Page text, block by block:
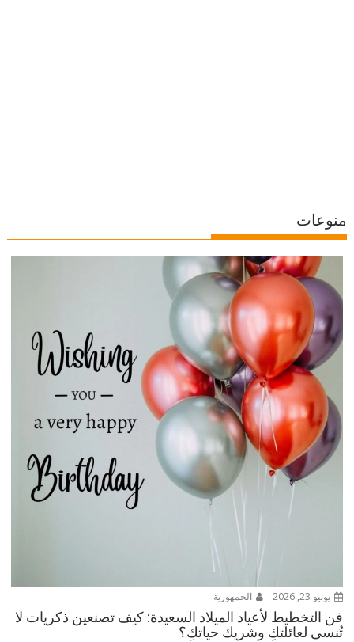
منوعات
يونيو 23, 2026 الجمهورية
فن التخطيط لأعياد الميلاد السعيدة: كيف تصنعين ذكريات لا
تُنسى لعائلتكِ وشريك حياتكِ؟